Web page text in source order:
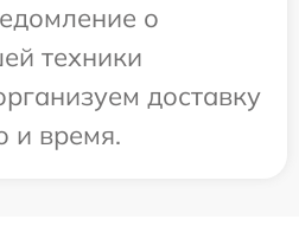
о
техники
доставку
и время.